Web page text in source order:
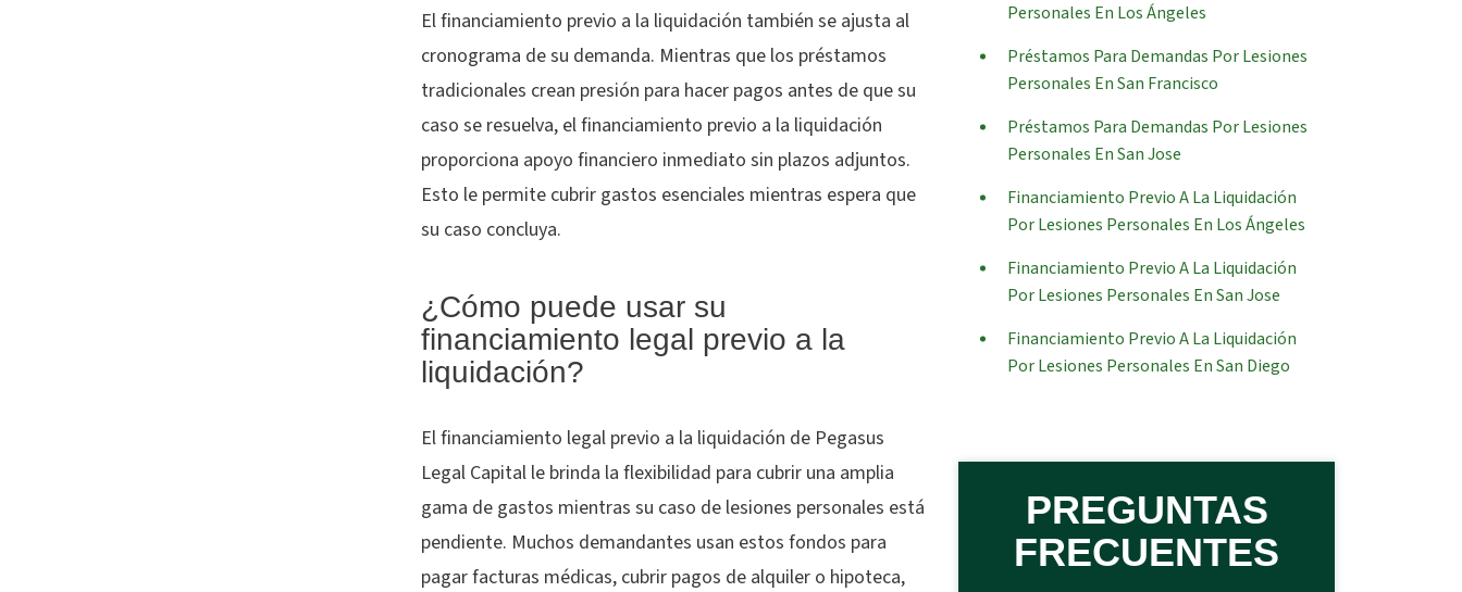
El financiamiento previo a la liquidación también se ajusta al
cronograma de su demanda. Mientras que los préstamos
tradicionales crean presión para hacer pagos antes de que su
caso se resuelva, el financiamiento previo a la liquidación
proporciona apoyo financiero inmediato sin plazos adjuntos.
Esto le permite cubrir gastos esenciales mientras espera que
su caso concluya.
¿Cómo puede usar su
financiamiento legal previo a la
liquidación?
El financiamiento legal previo a la liquidación de Pegasus
Legal Capital le brinda la flexibilidad para cubrir una amplia
gama de gastos mientras su caso de lesiones personales está
pendiente. Muchos demandantes usan estos fondos para
pagar facturas médicas, cubrir pagos de alquiler o hipoteca,
Personales En Los Ángeles
Préstamos Para Demandas Por Lesiones
Personales En San Francisco
Préstamos Para Demandas Por Lesiones
Personales En San Jose
Financiamiento Previo A La Liquidación
Por Lesiones Personales En Los Ángeles
Financiamiento Previo A La Liquidación
Por Lesiones Personales En San Jose
Financiamiento Previo A La Liquidación
Por Lesiones Personales En San Diego
PREGUNTAS
FRECUENTES